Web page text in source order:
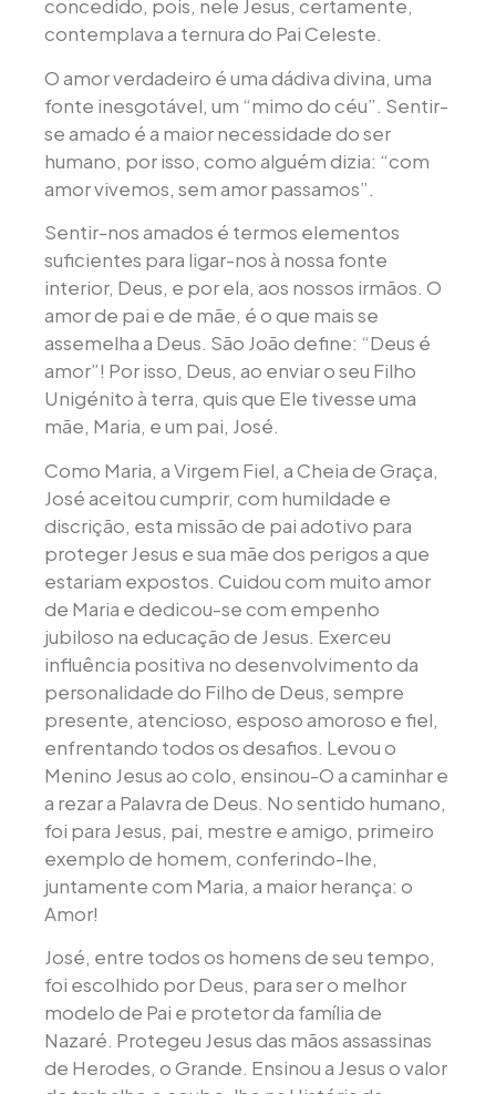
concedido, pois, nele Jesus, certamente,
contemplava a ternura do Pai Celeste.
O amor verdadeiro é uma dádiva divina, uma
fonte inesgotável, um “mimo do céu”. Sentir-
se amado é a maior necessidade do ser
humano, por isso, como alguém dizia: “com
amor vivemos, sem amor passamos”.
Sentir-nos amados é termos elementos
suficientes para ligar-nos à nossa fonte
interior, Deus, e por ela, aos nossos irmãos. O
amor de pai e de mãe, é o que mais se
assemelha a Deus. São João define: “Deus é
amor”! Por isso, Deus, ao enviar o seu Filho
Unigénito à terra, quis que Ele tivesse uma
mãe, Maria, e um pai, José.
Como Maria, a Virgem Fiel, a Cheia de Graça,
José aceitou cumprir, com humildade e
discrição, esta missão de pai adotivo para
proteger Jesus e sua mãe dos perigos a que
estariam expostos. Cuidou com muito amor
de Maria e dedicou-se com empenho
jubiloso na educação de Jesus. Exerceu
influência positiva no desenvolvimento da
personalidade do Filho de Deus, sempre
presente, atencioso, esposo amoroso e fiel,
enfrentando todos os desafios. Levou o
Menino Jesus ao colo, ensinou-O a caminhar e
a rezar a Palavra de Deus. No sentido humano,
foi para Jesus, pai, mestre e amigo, primeiro
exemplo de homem, conferindo-lhe,
juntamente com Maria, a maior herança: o
Amor!
José, entre todos os homens de seu tempo,
foi escolhido por Deus, para ser o melhor
modelo de Pai e protetor da família de
Nazaré. Protegeu Jesus das mãos assassinas
de Herodes, o Grande. Ensinou a Jesus o valor